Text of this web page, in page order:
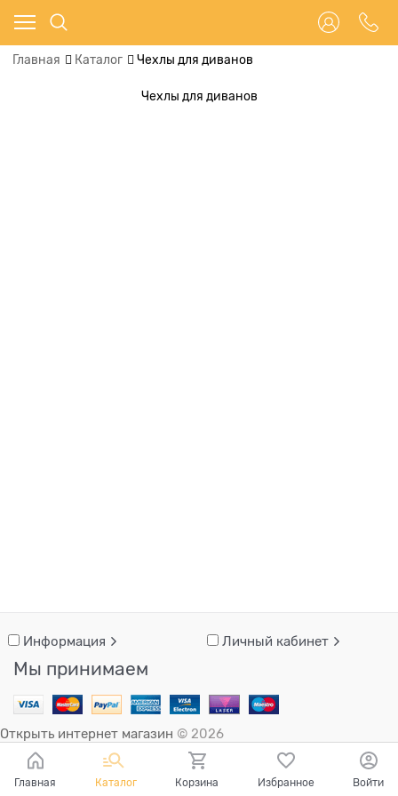
Главная Каталог Чехлы для диванов
Чехлы для диванов
Информация Личный кабинет
Мы принимаем
Открыть интернет магазин © 2026
Главная Каталог Корзина Избранное Войти